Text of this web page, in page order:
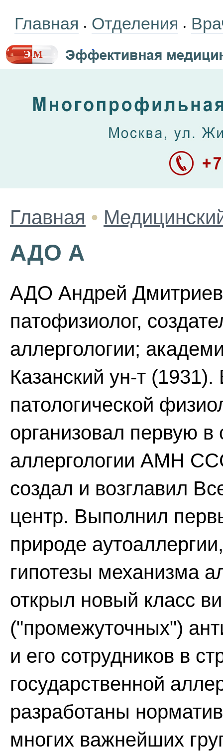
Главная • Отделения •
Главная •
АДО А
АДО Андрей
патофизиолог,
аллергологии;
Казанский ун-т
патологической
организовал первую
аллергологии АМН
создал и возглавил
центр. Выполнил
природе
гипотезы механизма
открыл новый класс
("промежуточных")
и его сотрудников в
государственной
разработаны
многих важнейших